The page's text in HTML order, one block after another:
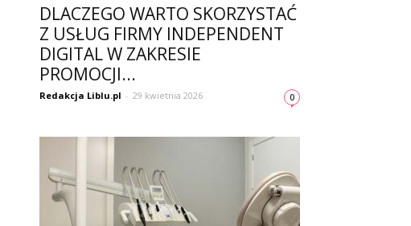
DLACZEGO WARTO SKORZYSTAĆ
Z USŁUG FIRMY INDEPENDENT
DIGITAL W ZAKRESIE
PROMOCJI...
Redakcja Liblu.pl - 29 kwietnia 2026 0